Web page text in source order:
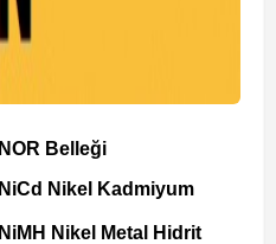
NOR Belleği
NiCd Nikel Kadmiyum
NiMH Nikel Metal Hidrit